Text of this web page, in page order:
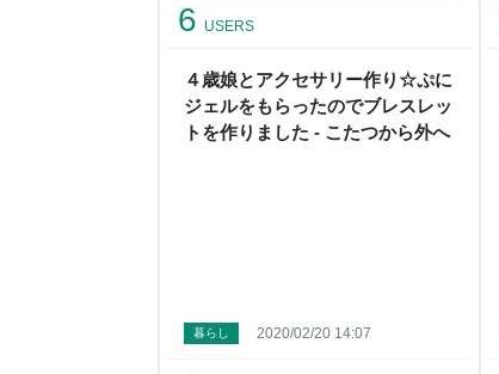
４歳娘とアクセサリー作り☆ぷに
ジェルをもらったのでブレスレッ
トを作りました - こたつから外へ
6 USERS
暮らし 2020/02/20 14:07